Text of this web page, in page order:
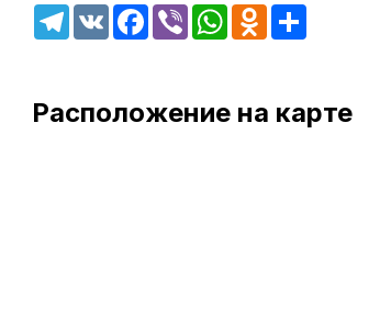
Telegram
VK Facebook
Viber WhatsAppOdnoklassniki
Расположение на карте